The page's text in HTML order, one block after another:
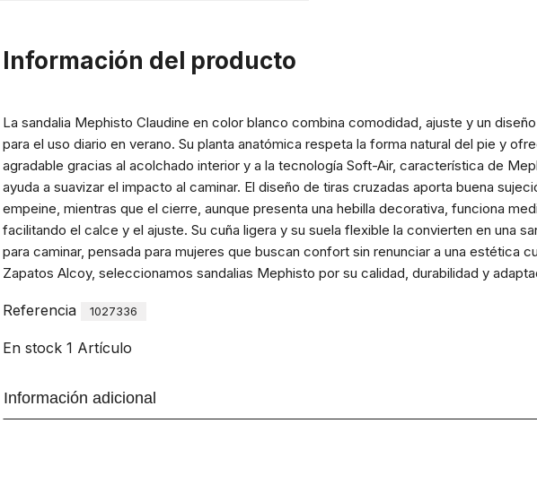
Información del producto
La sandalia Mephisto Claudine en color blanco combina comodidad, ajuste y un
para el uso diario en verano. Su planta anatómica respeta la forma natural del pie y
agradable gracias al acolchado interior y a la tecnología Soft-Air, característica de
ayuda a suavizar el impacto al caminar. El diseño de tiras cruzadas aporta buena
empeine, mientras que el cierre, aunque presenta una hebilla decorativa, funciona
facilitando el calce y el ajuste. Su cuña ligera y su suela flexible la convierten en una
para caminar, pensada para mujeres que buscan confort sin renunciar a una estética
Zapatos Alcoy, seleccionamos sandalias Mephisto por su calidad, durabilidad y
Referencia 1027336
En stock 1 Artículo
Información adicional